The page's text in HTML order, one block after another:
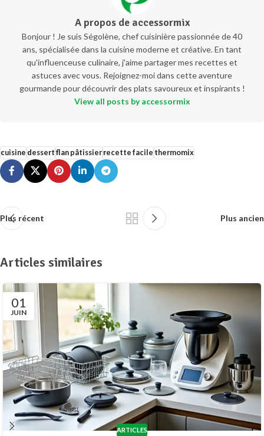
A propos de accessormix
Bonjour ! Je suis Ségolène, chef cuisinière passionnée de 40
ans, spécialisée dans la cuisine moderne et créative. En tant
qu'influenceuse culinaire, j'aime partager mes recettes et
astuces avec vous. Rejoignez-moi dans cette aventure
gourmande pour découvrir des plats savoureux et inspirants !
View all posts by accessormix
cuisine dessert flan pâtissierrecette facile thermomix
Plus récent Plus ancien
Articles similaires
01
JUIN
ARTICLES